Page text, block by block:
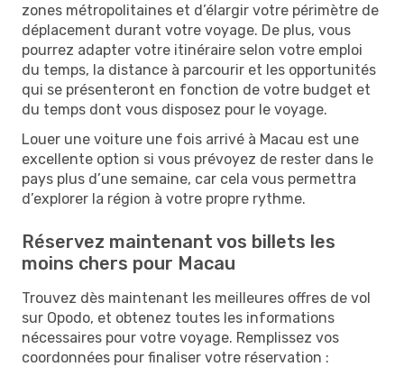
zones métropolitaines et d’élargir votre périmètre de
déplacement durant votre voyage. De plus, vous
pourrez adapter votre itinéraire selon votre emploi
du temps, la distance à parcourir et les opportunités
qui se présenteront en fonction de votre budget et
du temps dont vous disposez pour le voyage.
Louer une voiture une fois arrivé à Macau est une
excellente option si vous prévoyez de rester dans le
pays plus d’une semaine, car cela vous permettra
d’explorer la région à votre propre rythme.
Réservez maintenant vos billets les
moins chers pour Macau
Trouvez dès maintenant les meilleures offres de vol
sur Opodo, et obtenez toutes les informations
nécessaires pour votre voyage. Remplissez vos
coordonnées pour finaliser votre réservation :